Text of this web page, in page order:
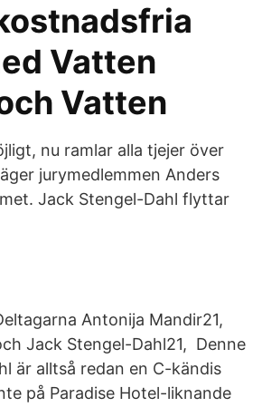
Vatten
Vatten
nu ramlar alla tjejer över
jurymedlemmen Anders
Jack Stengel-Dahl flyttar
Antonija Mandir21,
Jack Stengel-Dahl21, Denne
är alltså redan en C-kändis
på Paradise Hotel-liknande